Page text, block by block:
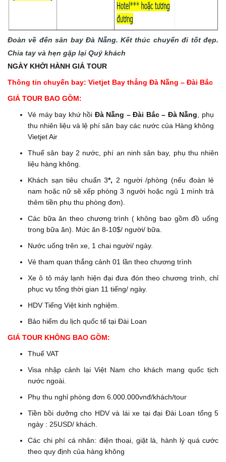
Đoàn về đến sân bay Đà Nẵng. Kết thúc chuyến đi tốt đẹp.
Chia tay và hẹn gặp lại Quý khách
NGÀY KHỞI HÀNH GIÁ TOUR
Thông tin chuyến bay: Vietjet Bay thẳng Đà Nẵng – Đài Bắc
GIÁ TOUR BAO GỒM:
Vé máy bay khứ hồi Đà Nẵng – Đài Bắc – Đà Nẵng , phụ
thu nhiên liệu và lệ phí sân bay các nước của Hàng không
Vietjet Air
Thuế sân bay 2 nước, phí an ninh sân bay, phụ thu nhiên
liệu hàng không.
Khách sạn tiêu chuẩn 3*, 2 người /phòng (nếu đoàn lẻ
nam hoặc nữ sẽ xếp phòng 3 người hoặc ngủ 1 mình trả
thêm tiền phụ thu phòng đơn).
Các bữa ăn theo chương trình ( không bao gồm đồ uống
trong bữa ăn). Mức ăn 8-10$/ người/ bữa.
Nước uống trên xe, 1 chai người/ ngày.
Vé tham quan thắng cảnh 01 lần theo chương trình
Xe ô tô máy lạnh hiện đại đưa đón theo chương trình, chỉ
phục vụ tổng thời gian 11 tiếng/ ngày.
HDV Tiếng Việt kinh nghiệm.
Bảo hiểm du lịch quốc tế tại Đài Loan
GIÁ TOUR KHÔNG BAO GỒM:
Thuế VAT
Visa nhập cảnh lại Việt Nam cho khách mang quốc tịch
nước ngoài.
Phụ thu nghỉ phòng đơn 6.000.000vnđ/khách/tour
Tiền bồi dưỡng cho HDV và lái xe tại đại Đài Loan tổng 5
ngày : 25USD/ khách.
Các chi phí cá nhân: điện thoại, giặt là, hành lý quá cước
theo quy định của hàng không